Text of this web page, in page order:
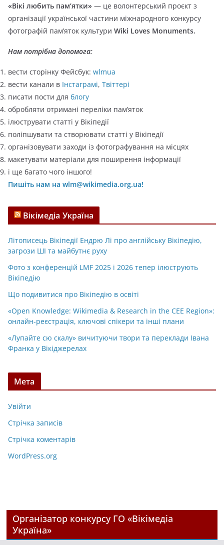
о
р
і
ї
«Вікі любить пам’ятки» — це волонтерський проєкт з
організації української частини міжнародного конкурсу
фотографій пам’яток культури Wiki Loves Monuments.
Нам потрібна допомога:
вести сторінку Фейсбук: wlmua
вести канали в Інстаграмі, Твіттері
писати пости для блогу
обробляти отримані переліки пам’яток
ілюструвати статті у Вікіпедії
поліпшувати та створювати статті у Вікіпедії
організовувати заходи із фотографування на місцях
макетувати матеріали для поширення інформації
і ще багато чого іншого!
Пишіть нам на wlm@wikimedia.org.ua!
Вікімедіа Україна
Літописець Вікіпедії Ендрю Лі про англійську Вікіпедію,
загрози ШІ та майбутнє руху
Фото з конференцій LMF 2025 і 2026 тепер ілюструють
Вікіпедію
Що подивитися про Вікіпедію в освіті
«Open Knowledge: Wikimedia & Research in the CEE Region»:
онлайн-реєстрація, ключові спікери та інші плани
«Лупайте сю скалу» вичитуючи твори та переклади Івана
Франка у Вікіджерелах
Мета
Увійти
Стрічка записів
Стрічка коментарів
WordPress.org
Організатор конкурсу ГО «Вікімедіа
Україна»